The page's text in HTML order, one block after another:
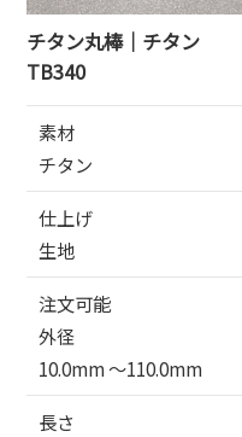
チタン丸棒｜チタン
TB340
素材
チタン
仕上げ
生地
注文可能
外径
10.0mm 〜110.0mm
長さ